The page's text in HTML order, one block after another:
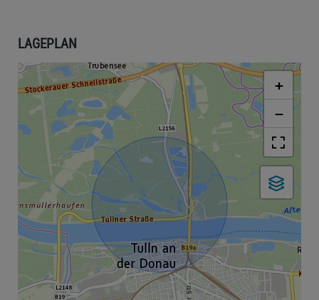
LAGEPLAN
+
−